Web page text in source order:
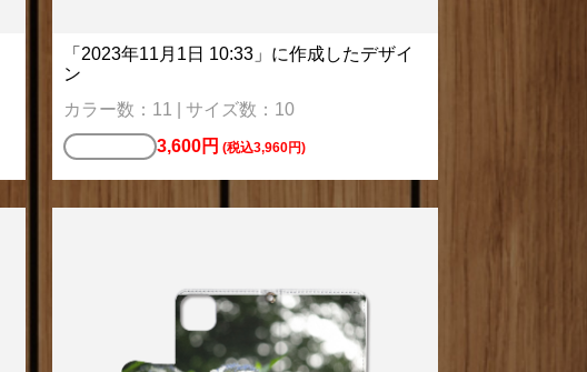
「2023年11月1日 10:33」に作成したデザイ
ン
カラー数：11 | サイズ数：10
3,600円 (税込3,960円)